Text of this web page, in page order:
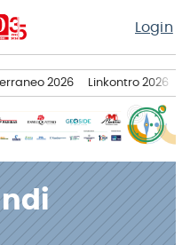
Login
2026 Linkontro 2026